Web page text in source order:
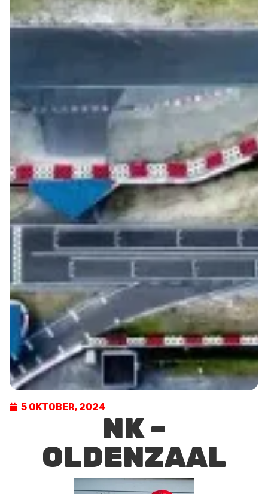
5 OKTOBER, 2024
NK –
OLDENZAAL